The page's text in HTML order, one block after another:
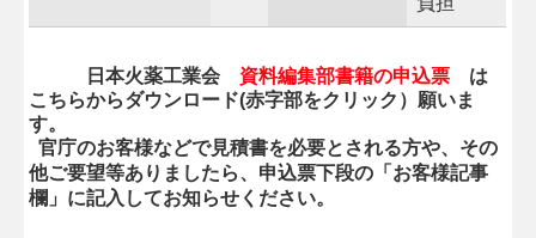
日本火薬工業会 資料編集部書籍の申込票 は
こちらからダウンロード(赤字部をクリック）願いま
す。
官庁のお客様などで見積書を必要とされる方や、その
他ご要望等ありましたら、申込票下段の「お客様記事
欄」に記入してお知らせください。